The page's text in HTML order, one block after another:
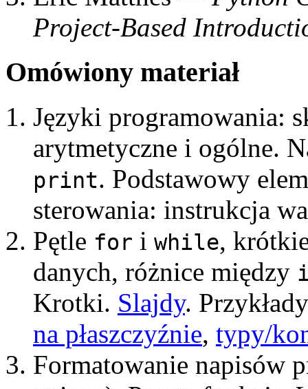
Project-Based
Omówiony materiał
Języki programowania:
arytmetyczne i ogólne.
print. Podstawowy
sterowania: instrukcja
Pętle for i while,
danych, różnice między
Krotki. Slajdy.
na płaszczyźnie, typy/
Formatowanie napisów